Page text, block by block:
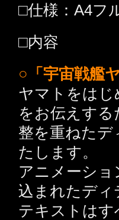
□仕様：A4フ
□内容
○「宇宙戦艦
ヤマトをはじ
をお伝えす
整を重ねたデ
たします。
アニメーシ
込まれたディ
テキストはす